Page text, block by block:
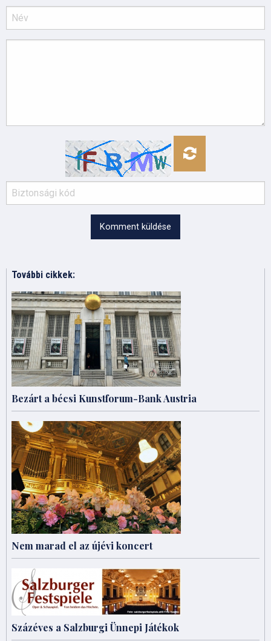
Komment küldése
További cikkek:
Bezárt a bécsi Kunstforum-Bank Austria
Nem marad el az újévi koncert
Százéves a Salzburgi Ünnepi Játékok